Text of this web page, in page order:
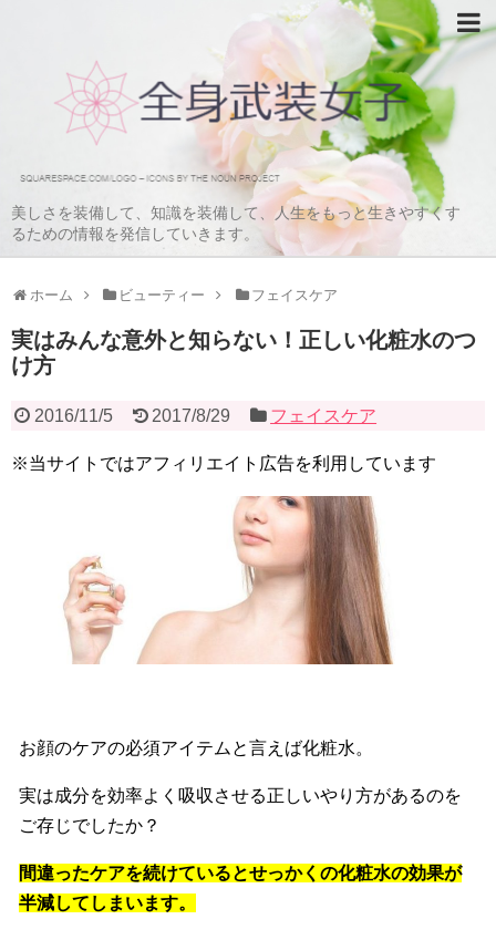
美しさを装備して、知識を装備して、人生をもっと生きやすくす
るための情報を発信していきます。
ホーム ビューティー フェイスケア
実はみんな意外と知らない！正しい化粧水のつ
け方
2016/11/5 2017/8/29 フェイスケア
※当サイトではアフィリエイト広告を利用しています
お顔のケアの必須アイテムと言えば化粧水。
実は成分を効率よく吸収させる正しいやり方があるのを
ご存じでしたか？
間違ったケアを続けているとせっかくの化粧水の効果が
半減してしまいます。